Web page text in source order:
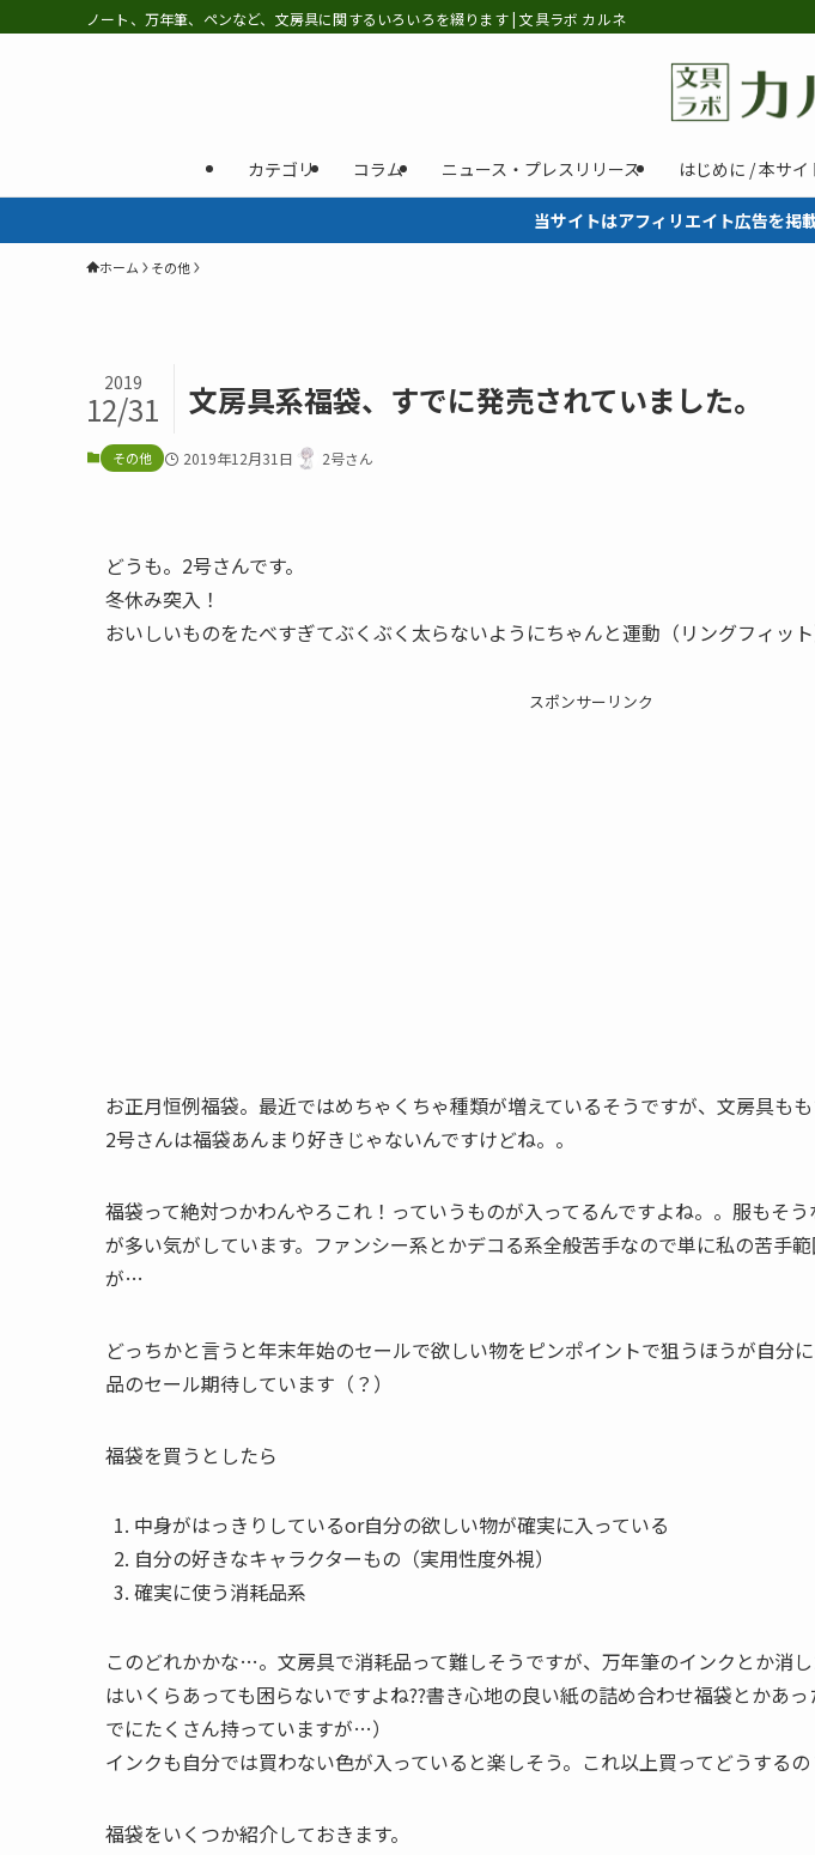
ノート、万年筆、ペンなど、文房具に関するいろいろを綴ります | 文具ラボ カルネ
カテゴリ コラム ニュース・プレスリリース はじめに / 本サ
当サイトはアフィリエイト広告を掲
ホーム その他
文房具系福袋、すでに発売されていました。
2019
12/31
その他 2019年12月31日 2号さん
どうも。2号さんです。
冬休み突入！
おいしいものをたべすぎてぶくぶく太らないようにちゃんと運動（リングフィット
スポンサーリンク
お正月恒例福袋。最近ではめちゃくちゃ種類が増えているそうですが、文房具もも
2号さんは福袋あんまり好きじゃないんですけどね。。
福袋って絶対つかわんやろこれ！っていうものが入ってるんですよね。。服もそ
が多い気がしています。ファンシー系とかデコる系全般苦手なので単に私の苦手
が…
どっちかと言うと年末年始のセールで欲しい物をピンポイントで狙うほうが自分
品のセール期待しています（？）
福袋を買うとしたら
中身がはっきりしているor自分の欲しい物が確実に入っている
自分の好きなキャラクターもの（実用性度外視）
確実に使う消耗品系
このどれかかな…。文房具で消耗品って難しそうですが、万年筆のインクとか消
はいくらあっても困らないですよね??書き心地の良い紙の詰め合わせ福袋とかあ
でにたくさん持っていますが…）
インクも自分では買わない色が入っていると楽しそう。これ以上買ってどうする
福袋をいくつか紹介しておきます。